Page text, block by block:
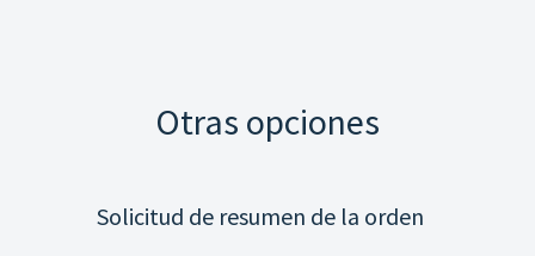
Otras opciones
Solicitud de resumen de la orden